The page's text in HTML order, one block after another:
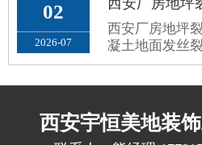
02
2026-07
西安厂房地坪
凝土地面发丝
成因、修补误
西安宇恒美地装